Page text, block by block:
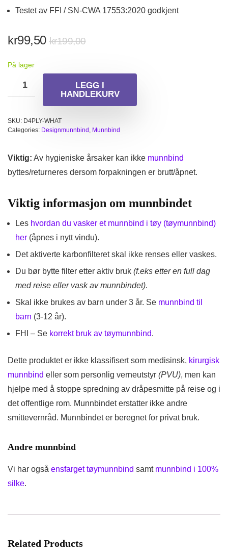
Testet av FFI / SN-CWA 17553:2020 godkjent
kr199,00Opprinnelig
kr199,00.
kr99,50
Nåværende
kr99,50.
På lager
LEGG I
HANDLEKURV
SKU: D4PLY-WHAT
Categories: Designmunnbind , Munnbind
Viktig: Av hygieniske årsaker kan ikke munnbind
byttes/returneres dersom forpakningen er brutt/åpnet.
Viktig informasjon om munnbindet
Les hvordan du vasker et munnbind i tøy (tøymunnbind)
her (åpnes i nytt vindu).
Det aktiverte karbonfilteret skal ikke renses eller vaskes.
Du bør bytte filter etter aktiv bruk (f.eks etter en full dag
med reise eller vask av munnbindet).
Skal ikke brukes av barn under 3 år. Se munnbind til
barn (3-12 år).
FHI – Se korrekt bruk av tøymunnbind.
Dette produktet er ikke klassifisert som medisinsk, kirurgisk
munnbind eller som personlig verneutstyr (PVU), men kan
hjelpe med å stoppe spredning av dråpesmitte på reise og i
det offentlige rom. Munnbindet erstatter ikke andre
smittevernråd. Munnbindet er beregnet for privat bruk.
Andre munnbind
Vi har også ensfarget tøymunnbind samt munnbind i 100%
silke.
Related Products